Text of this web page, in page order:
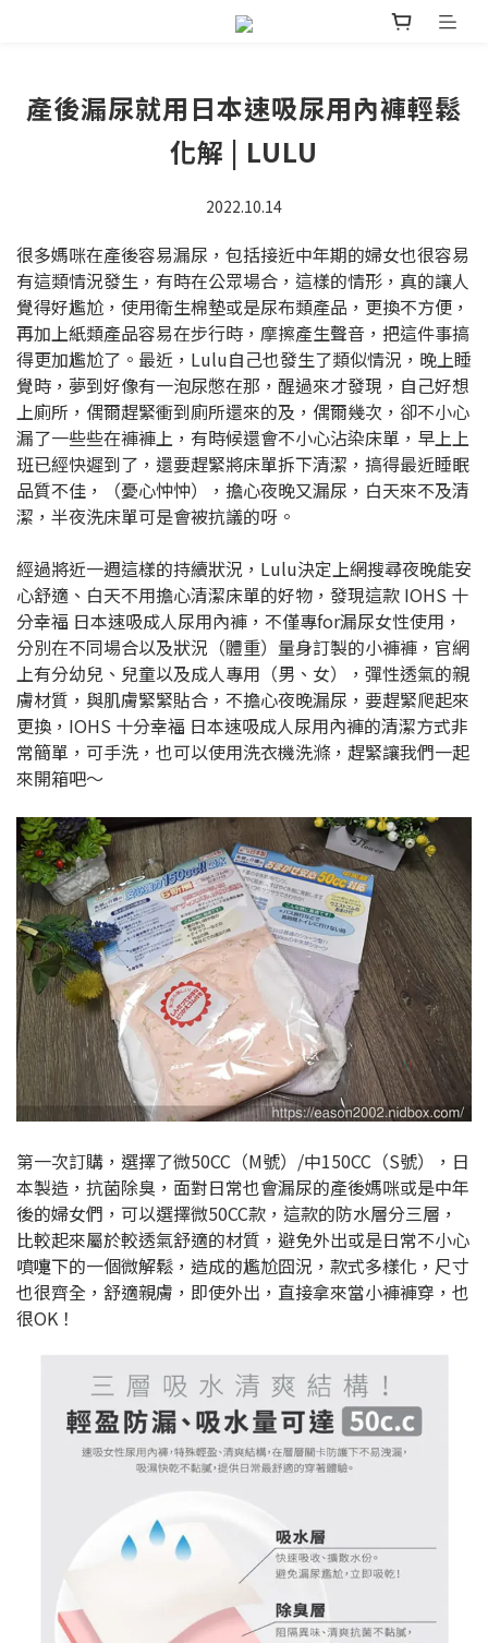
產後漏尿就用日本速吸尿用內褲輕鬆
化解 | LULU
2022.10.14
很多媽咪在產後容易漏尿，包括接近中年期的婦女也很容易
有這類情況發生，有時在公眾場合，這樣的情形，真的讓人
覺得好尷尬，使用衛生棉墊或是尿布類產品，更換不方便，
再加上紙類產品容易在步行時，摩擦產生聲音，把這件事搞
得更加尷尬了。最近，Lulu自己也發生了類似情況，晚上睡
覺時，夢到好像有一泡尿憋在那，醒過來才發現，自己好想
上廁所，偶爾趕緊衝到廁所還來的及，偶爾幾次，卻不小心
漏了一些些在褲褲上，有時候還會不小心沾染床單，早上上
班已經快遲到了，還要趕緊將床單拆下清潔，搞得最近睡眠
品質不佳，（憂心忡忡），擔心夜晚又漏尿，白天來不及清
潔，半夜洗床單可是會被抗議的呀。
經過將近一週這樣的持續狀況，Lulu決定上網搜尋夜晚能安
心舒適、白天不用擔心清潔床單的好物，發現這款 IOHS 十
分幸福 日本速吸成人尿用內褲，不僅專for漏尿女性使用，
分別在不同場合以及狀況（體重）量身訂製的小褲褲，官網
上有分幼兒、兒童以及成人專用（男、女），彈性透氣的親
膚材質，與肌膚緊緊貼合，不擔心夜晚漏尿，要趕緊爬起來
更換，IOHS 十分幸福 日本速吸成人尿用內褲的清潔方式非
常簡單，可手洗，也可以使用洗衣機洗滌，趕緊讓我們一起
來開箱吧～
第一次訂購，選擇了微50CC（M號）/中150CC（S號），日
本製造，抗菌除臭，面對日常也會漏尿的產後媽咪或是中年
後的婦女們，可以選擇微50CC款，這款的防水層分三層，
比較起來屬於較透氣舒適的材質，避免外出或是日常不小心
噴嚏下的一個微解鬆，造成的尷尬囧況，款式多樣化，尺寸
也很齊全，舒適親膚，即使外出，直接拿來當小褲褲穿，也
很OK！